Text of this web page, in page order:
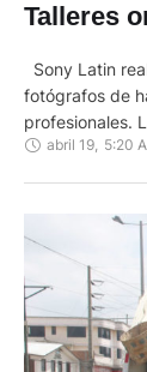
Talleres
Sony Latin
fotógrafos de
profesionales.
tecnología
perfeccionar
abril 19 5:20